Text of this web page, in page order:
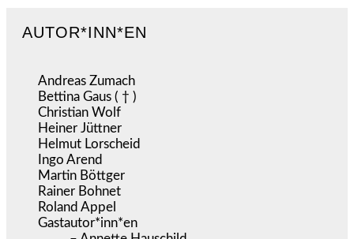
AUTOR*INN*EN
Andreas Zumach
Bettina Gaus ( † )
Christian Wolf
Heiner Jüttner
Helmut Lorscheid
Ingo Arend
Martin Böttger
Rainer Bohnet
Roland Appel
Gastautor*inn*en